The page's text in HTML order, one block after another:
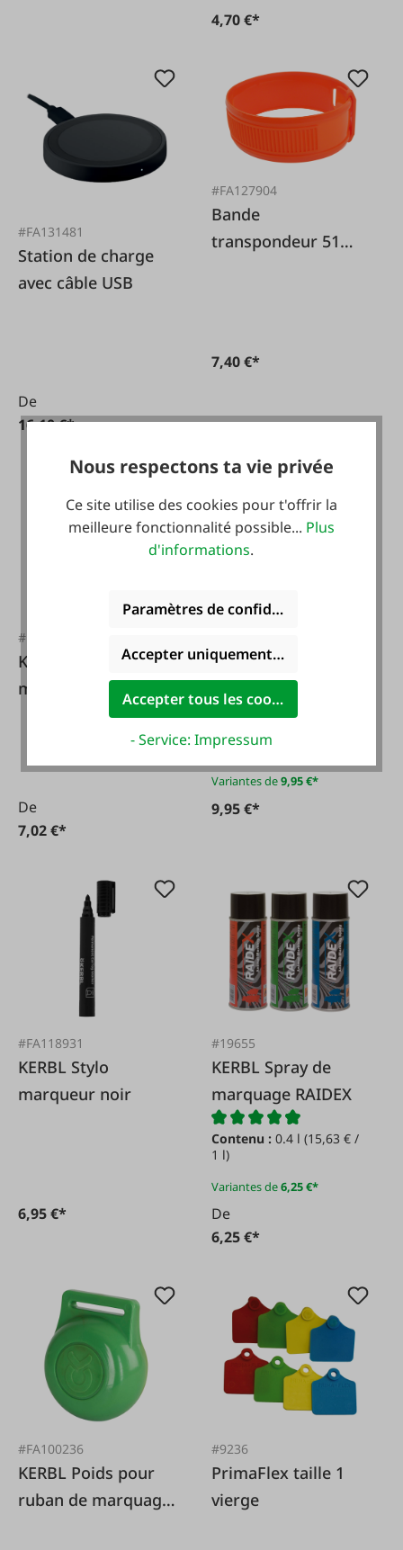
4,70 €*
#FA131481
Station de charge
avec câble USB
De
16,10 €*
#FA127904
Bande
transpondeur 51
7,40 €*
#FA103030
KERBL Ruban de
marquage du cou,
De
7,02 €*
KERBL Bandes de
marquage de
cheville avec
fermeture velcro
Variantes de9,95 €*
9,95 €*
#FA118931
KERBL Stylo
marqueur noir
6,95 €*
#19655
KERBL Spray de
marquage RAIDEX
Contenu :0.4 l(15,63 € /
1 l)
Variantes de6,25 €*
De
6,25 €*
#FA100236
KERBL Poids pour
ruban de marquage
#9236
PrimaFlex taille 1
vierge
Nous respectons ta vie privée
Ce site utilise des cookies pour t'offrir la
meilleure fonctionnalité possible... Plus
d'informations.
Paramètres de confidentialité
Accepter uniquement les cookies
Accepter tous les cookies
- Service: Impressum